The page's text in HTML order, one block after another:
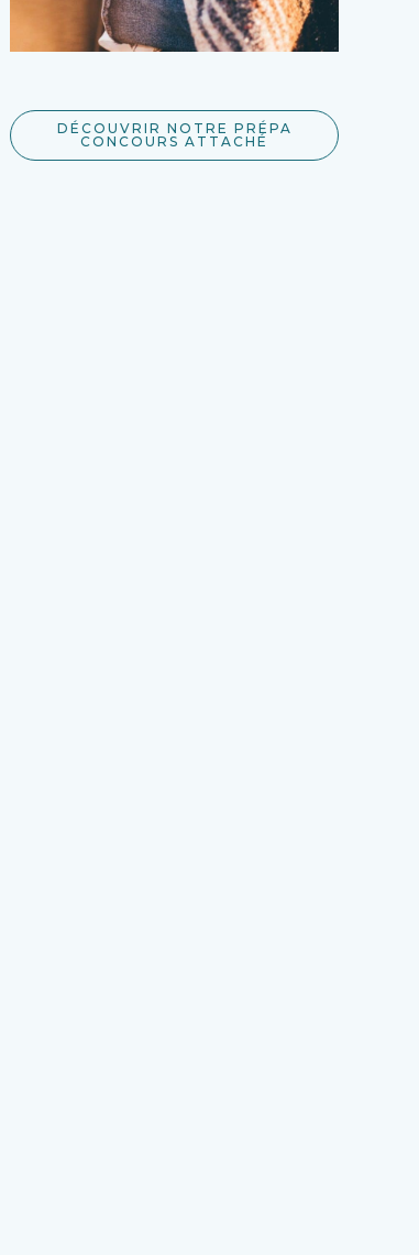
DÉCOUVRIR NOTRE PRÉPA
CONCOURS ATTACHÉ